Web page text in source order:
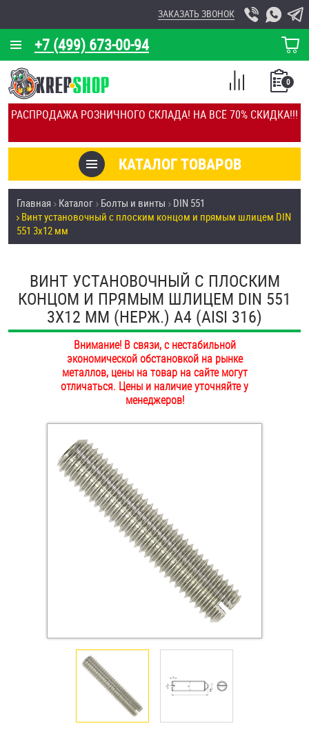
РАСПРОДАЖА РОЗНИЧНОГО СКЛАДА! НА ВСЁ 70% СКИДКА!!!
+7 (499) 673-00-94
ЗАКАЗАТЬ ЗВОНОК
КОРЗИНА
О КОМПАНИИ
КАЛЬКУЛЯТОР
ОТЗЫВЫ
УСЛУГИ
СКИДКИ
ПОКУПАТЕЛЯМ
ОПЛАТА И ДОСТАВКА
НАШИ МАГАЗИНЫ
КАТАЛОГ ТОВАРОВ
0
СПИСОК
СРАВНЕНИЕ
Товары со скидкой
Анкеры
Болты и винты
Втулки
Заклепки (Гайки-Заклепки)
Крюки, кольца с метрической резьбой
Крюки, кольца с шурупной резьбой
Оснастка и аксессуары для яхт
Саморезы и шурупы
Главная Каталог Болты и винты
DIN 551
Винт установочный с плоским концом и прямым шлицем DIN
551 3х12 мм
ВИНТ УСТАНОВОЧНЫЙ С ПЛОСКИМ
КОНЦОМ И ПРЯМЫМ ШЛИЦЕМ DIN 551
3Х12 ММ (НЕРЖ.) A4 (AISI 316)
Внимание! В связи, с нестабильной
экономической обстановкой на рынке
металлов, цены на товар на сайте могут
отличаться. Цены и наличие уточняйте у
менеджеров!